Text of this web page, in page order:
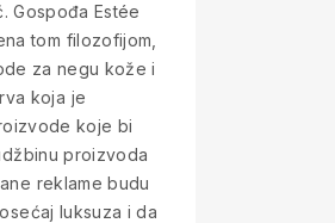
Gospođa Estée
tom filozofijom,
za negu kože i
koja je
koje bi
proizvoda
reklame budu
luksuza i da